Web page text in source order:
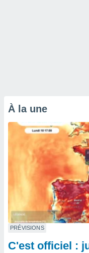
À la une
PRÉVISIONS
C'est officiel :